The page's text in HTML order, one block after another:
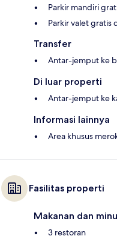
Parkir mandiri
Parkir valet gratis
Transfer
Antar-jemput ke
Di luar properti
Antar-jemput ke
Informasi lainnya
Area khusus
Fasilitas properti
Makanan dan
3 restoran